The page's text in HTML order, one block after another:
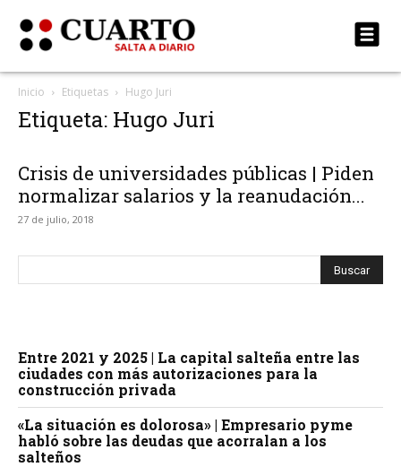
Inicio Etiquetas Hugo Juri
Etiqueta: Hugo Juri
Crisis de universidades públicas | Piden
normalizar salarios y la reanudación...
27 de julio, 2018
Entre 2021 y 2025 | La capital salteña entre las
ciudades con más autorizaciones para la
construcción privada
«La situación es dolorosa» | Empresario pyme
habló sobre las deudas que acorralan a los
salteños